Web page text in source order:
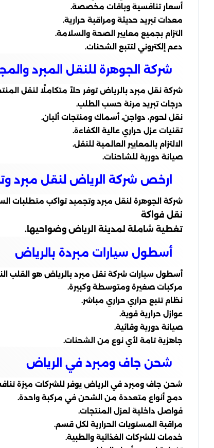
أسعار تنافسية وباقات مخصصة.
معدات تبريد حديثة ومراقبة حرارية.
التزام بجميع معايير الصحة والسلامة.
دعم إلكتروني لتتبع الشحنات.
شركة الجوهرة للنقل المبرد
شركة نقل مبرد بالرياض توفر حلاً متكاملًا لنقل
درجات تبريد مرنة حسب الطلب.
نقل لحوم، دواجن، أسماك ومنتجات ألبان.
تقنيات عزل حراري عالية الكفاءة.
الالتزام بالمعايير العالمية للنقل.
صيانة دورية للشاحنات.
ارخص شركة الرياض لنقل مبرد
شركة الجوهرة لنقل مبرد وتجميد تواكب متطلبات
نقل فواكة
تغطية شاملة لمدينة الرياض وضواحيها.
أسطول سيارات مبردة بالرياض
أسطول سيارات شركة نقل مبرد بالرياض هو القلب
مركبات صغيرة ومتوسطة وكبيرة.
نظام تتبع حراري حراري مباشر.
عوازل حرارية قوية.
صيانة دورية وقائية.
جاهزية تامة لأي نوع من الشحنات.
شحن جاف ومبرد في الرياض
شحن جاف ومبرد في الرياض يوفر للشركات ميزة
دمج أنواع متعددة من الشحن في مركبة واحدة.
فواصل داخلية لعزل المنتجات.
مراقبة المستويات الحرارية لكل قسم.
خدمات للشركات الغذائية والطبية.